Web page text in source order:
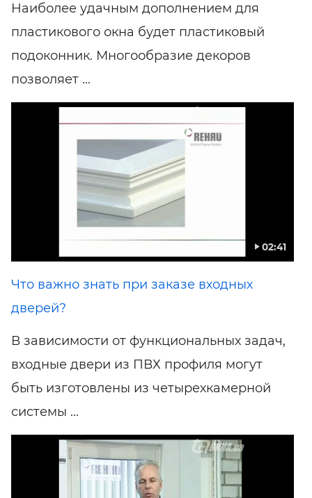
Наиболее удачным дополнением для
пластикового окна будет пластиковый
подоконник. Многообразие декоров
позволяет ...
02:41
Что важно знать при заказе входных
дверей?
В зависимости от функциональных задач,
входные двери из ПВХ профиля могут
быть изготовлены из четырехкамерной
системы ...